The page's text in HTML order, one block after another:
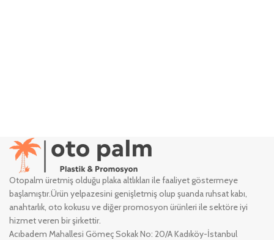
Otopalm üretmiş olduğu plaka altlıkları ile faaliyet göstermeye
başlamıştır.Ürün yelpazesini genişletmiş olup şuanda ruhsat kabı,
anahtarlık, oto kokusu ve diğer promosyon ürünleri ile sektöre iyi
hizmet veren bir şirkettir.
Acıbadem Mahallesi Gömeç Sokak No: 20/A Kadıköy-İstanbul